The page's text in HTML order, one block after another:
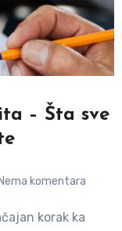
– Šta sve
Nema komentara